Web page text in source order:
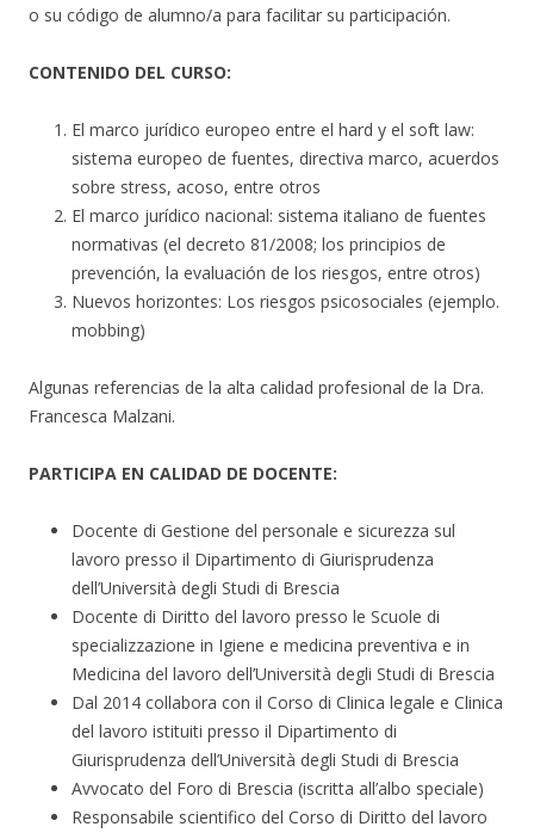
o su código de alumno/a para facilitar su participación.
CONTENIDO DEL CURSO:
El marco jurídico europeo entre el hard y el soft law:
sistema europeo de fuentes, directiva marco, acuerdos
sobre stress, acoso, entre otros
El marco jurídico nacional: sistema italiano de fuentes
normativas (el decreto 81/2008; los principios de
prevención, la evaluación de los riesgos, entre otros)
Nuevos horizontes: Los riesgos psicosociales (ejemplo.
mobbing)
Algunas referencias de la alta calidad profesional de la Dra.
Francesca Malzani.
PARTICIPA EN CALIDAD DE DOCENTE:
Docente di Gestione del personale e sicurezza sul
lavoro presso il Dipartimento di Giurisprudenza
dell’Università degli Studi di Brescia
Docente di Diritto del lavoro presso le Scuole di
specializzazione in Igiene e medicina preventiva e in
Medicina del lavoro dell’Università degli Studi di Brescia
Dal 2014 collabora con il Corso di Clinica legale e Clinica
del lavoro istituiti presso il Dipartimento di
Giurisprudenza dell’Università degli Studi di Brescia
Avvocato del Foro di Brescia (iscritta all’albo speciale)
Responsabile scientifico del Corso di Diritto del lavoro